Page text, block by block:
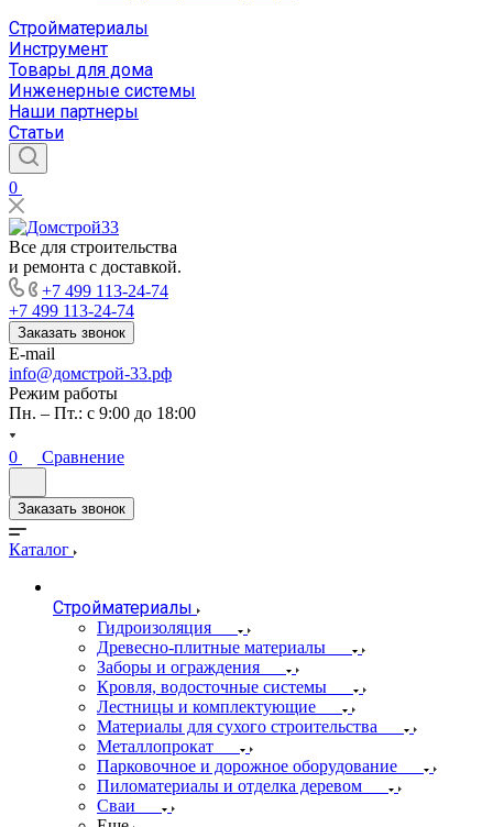
Стройматериалы
Инструмент
Товары для дома
Инженерные системы
Наши партнеры
Статьи
0
Все для строительства
и ремонта с доставкой.
+7 499 113-24-74
+7 499 113-24-74
Заказать звонок
E-mail
info@домстрой-33.рф
Режим работы
Пн. – Пт.: с 9:00 до 18:00
0 Сравнение
Заказать звонок
Каталог
Стройматериалы
Гидроизоляция
Древесно-плитные материалы
Заборы и ограждения
Кровля, водосточные системы
Лестницы и комплектующие
Материалы для сухого строительства
Металлопрокат
Парковочное и дорожное оборудование
Пиломатериалы и отделка деревом
Сваи